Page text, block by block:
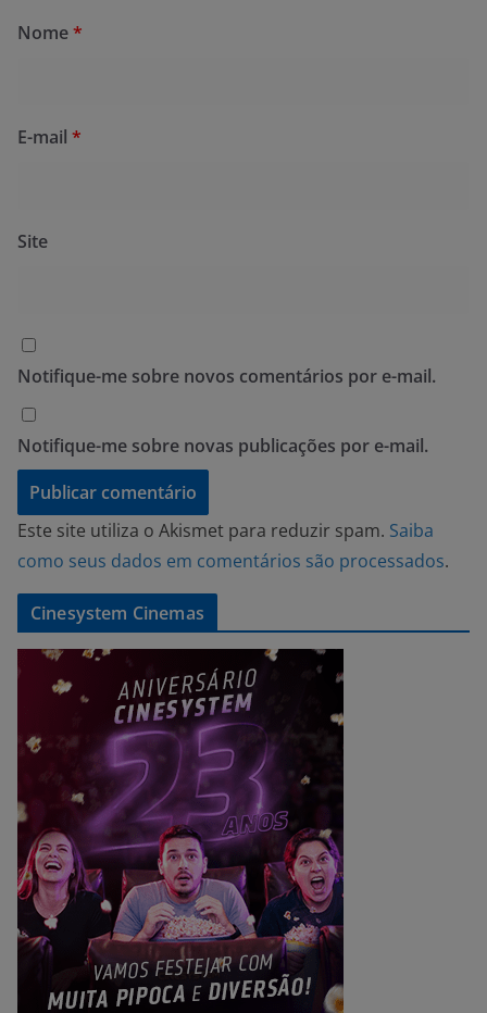
Nome*
E-mail *
Site
Notifique-me sobre novos comentários por e-mail.
Notifique-me sobre novas publicações por e-mail.
Este site utiliza o Akismet para reduzir spam. Saiba
como seus dados em comentários são processados.
Cinesystem Cinemas